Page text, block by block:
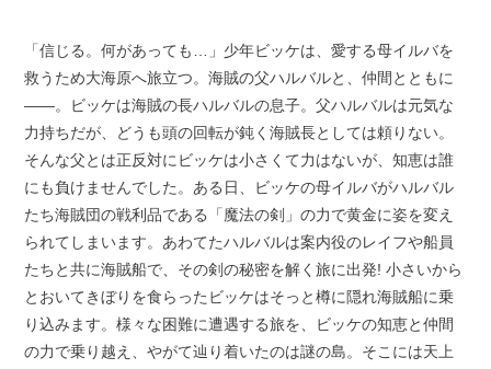
「信じる。何があっても…」少年ビッケは、愛する母イルバを
救うため大海原へ旅立つ。海賊の父ハルバルと、仲間とともに
――。ビッケは海賊の長ハルバルの息子。父ハルバルは元気な
力持ちだが、どうも頭の回転が鈍く海賊長としては頼りない。
そんな父とは正反対にビッケは小さくて力はないが、知恵は誰
にも負けませんでした。ある日、ビッケの母イルバがハルバル
たち海賊団の戦利品である「魔法の剣」の力で黄金に姿を変え
られてしまいます。あわてたハルバルは案内役のレイフや船員
たちと共に海賊船で、その剣の秘密を解く旅に出発! 小さいから
とおいてきぼりを食らったビッケはそっと樽に隠れ海賊船に乗
り込みます。様々な困難に遭遇する旅を、ビッケの知恵と仲間
の力で乗り越え、やがて辿り着いたのは謎の島。そこには天上